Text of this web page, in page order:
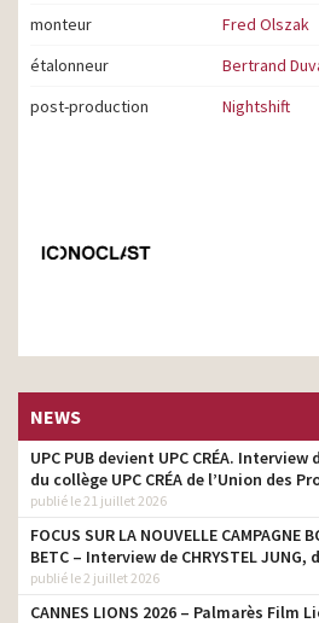
monteur
Fred Olszak
étalonneur
Bertrand
post-production
Nightshift
NEWS
UPC PUB devient UPC CRÉA.
du collège UPC CRÉA de l’Union des
publié le 21 juillet 2026
FOCUS SUR LA NOUVELLE CAMPAGNE
BETC – Interview de CHRYSTEL
publié le 2 juillet 2026
CANNES LIONS 2026 – Palmarès Film